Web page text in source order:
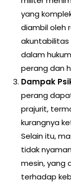
yang
diambil oleh
dalam
perang dan
Dampak
perang
prajurit,
kurangnya
Selain itu,
tidak
mesin, yang
terhadap